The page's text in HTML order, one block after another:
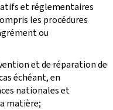
et réglementaires
les procédures
ou
et de réparation de
échéant, en
nationales et
matière;